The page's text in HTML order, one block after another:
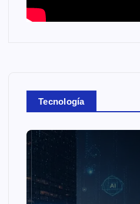
Tecnología